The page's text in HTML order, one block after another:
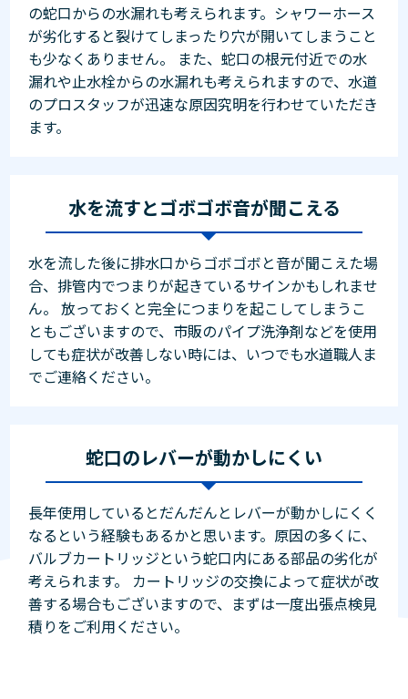
の蛇口からの水漏れも考えられます。シャワーホース
が劣化すると裂けてしまったり穴が開いてしまうこと
も少なくありません。 また、蛇口の根元付近での水
漏れや止水栓からの水漏れも考えられますので、水道
のプロスタッフが迅速な原因究明を行わせていただき
ます。
水を流すとゴボゴボ音が聞こえる
水を流した後に排水口からゴボゴボと音が聞こえた場
合、排管内でつまりが起きているサインかもしれませ
ん。 放っておくと完全につまりを起こしてしまうこ
ともございますので、市販のパイプ洗浄剤などを使用
しても症状が改善しない時には、いつでも水道職人ま
でご連絡ください。
蛇口のレバーが動かしにくい
長年使用しているとだんだんとレバーが動かしにくく
なるという経験もあるかと思います。原因の多くに、
バルブカートリッジという蛇口内にある部品の劣化が
考えられます。 カートリッジの交換によって症状が改
善する場合もございますので、まずは一度出張点検見
積りをご利用ください。